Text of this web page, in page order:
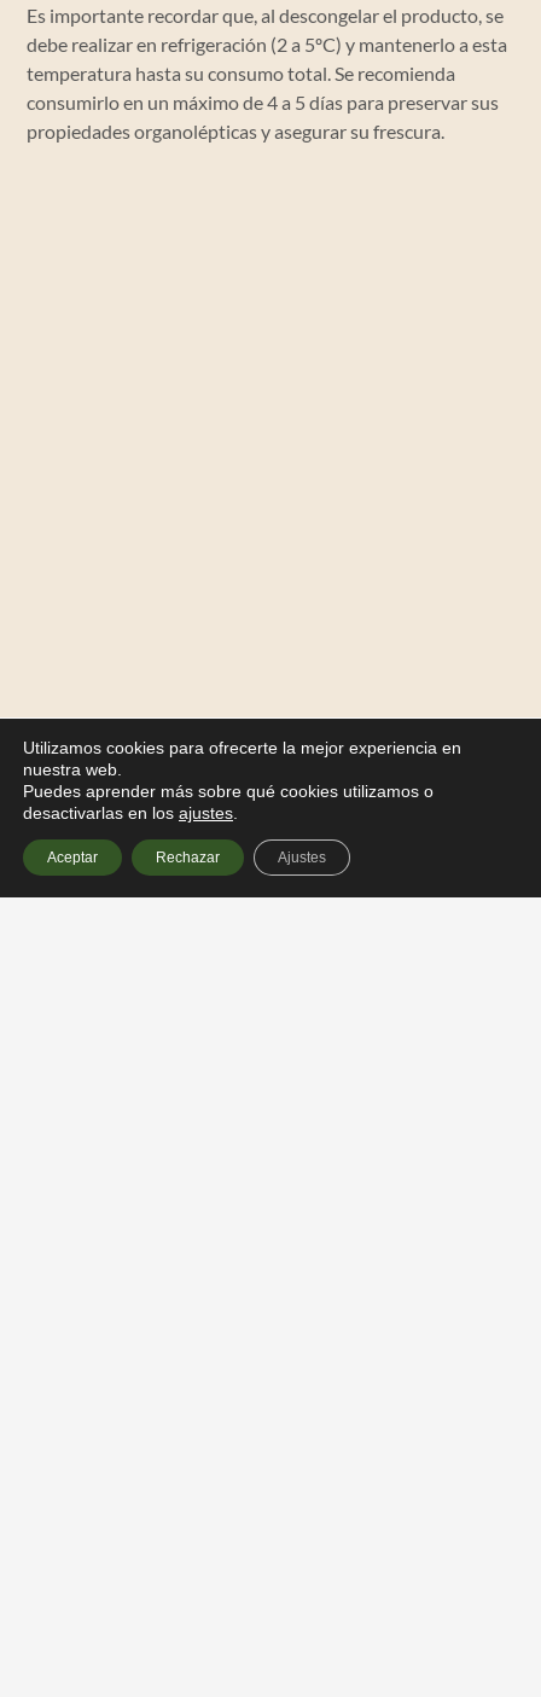
Es importante recordar que, al descongelar el producto, se
debe realizar en refrigeración (2 a 5ºC) y mantenerlo a esta
temperatura hasta su consumo total. Se recomienda
consumirlo en un máximo de 4 a 5 días para preservar sus
propiedades organolépticas y asegurar su frescura.
Utilizamos cookies para ofrecerte la mejor experiencia en
nuestra web.
Puedes aprender más sobre qué cookies utilizamos o
desactivarlas en los ajustes
Aceptar Rechazar Ajustes